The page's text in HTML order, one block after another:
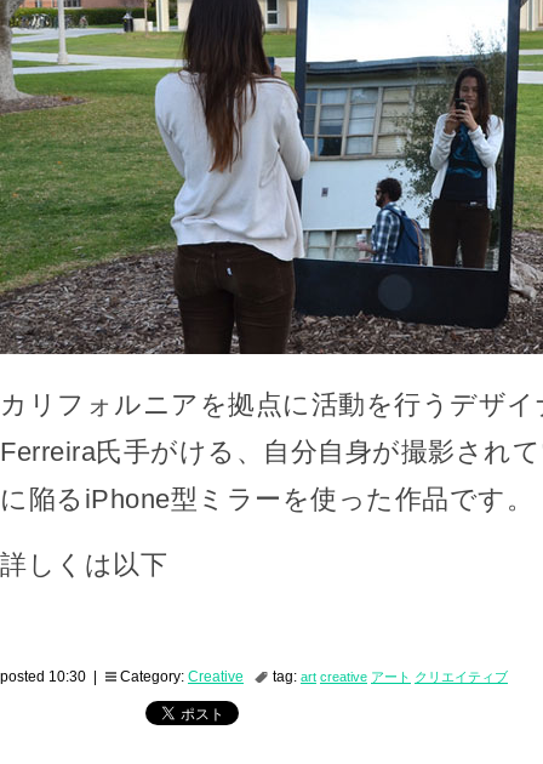
カリフォルニアを拠点に活動を行うデザイ
Ferreira氏手がける、自分自身が撮影され
に陥るiPhone型ミラーを使った作品です。
詳しくは以下
posted 10:30 | Category: Creative tag: art creative アート クリエイティブ